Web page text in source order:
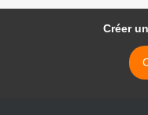
Créer